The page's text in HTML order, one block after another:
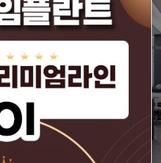
을 더하는
입니다.